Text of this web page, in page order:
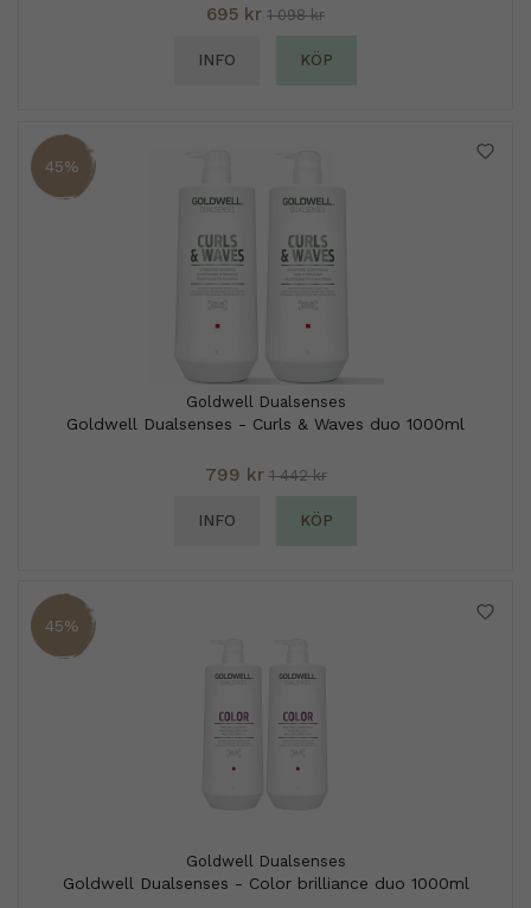
695 kr 1 098 kr
INFO KÖP
45%
Goldwell Dualsenses
Goldwell Dualsenses - Curls & Waves duo 1000ml
799 kr 1 442 kr
INFO KÖP
45%
Goldwell Dualsenses
Goldwell Dualsenses - Color brilliance duo 1000ml